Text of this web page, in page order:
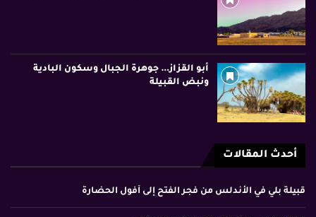
أبو القزاز… جوهرة الجبال وسكون البادية
ونبض القبيلة
أحدث المقالات
قبيلة بلي في الأندلس من فجر الفتح إلى أفول الحضارة